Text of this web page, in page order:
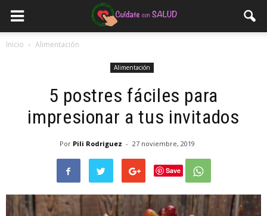
Inicio Alimentación
Alimentación
5 postres fáciles para
impresionar a tus invitados
Por Pili Rodriguez - 27 noviembre, 2019
Save